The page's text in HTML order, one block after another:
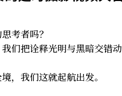
考者吗？
们把诠释光明与黑暗交错
，我们这就起航出发。